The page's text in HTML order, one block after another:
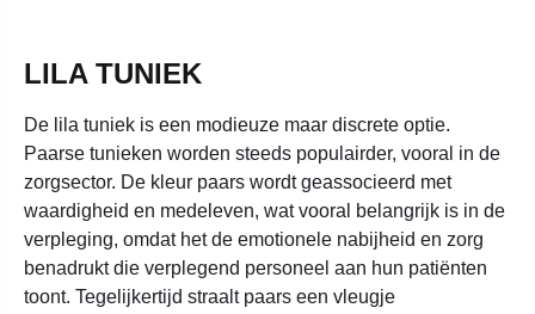
LILA TUNIEK
De lila tuniek is een modieuze maar discrete optie.
Paarse tunieken worden steeds populairder, vooral in de
zorgsector. De kleur paars wordt geassocieerd met
waardigheid en medeleven, wat vooral belangrijk is in de
verpleging, omdat het de emotionele nabijheid en zorg
benadrukt die verplegend personeel aan hun patiënten
toont. Tegelijkertijd straalt paars een vleugje